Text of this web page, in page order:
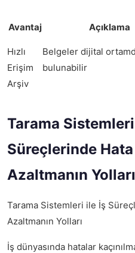
Avantaj Açıklama
Hızlı
Erişim
Belgeler dijital
bulunabilir
Arşiv
Tarama
Süreçlerinde Hata
Azaltmanın Yolları
Tarama Sistemleri ile İş
Azaltmanın Yolları
İş dünyasında hatalar